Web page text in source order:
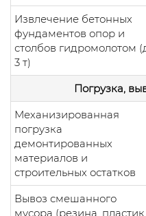
Извлечение бетонных
фундаментов опор и
столбов гидромолотом
3 т)
Погрузка,
Механизированная
погрузка
демонтированных
материалов и
строительных остатков
Вывоз смешанного
мусора (резина, пластик,